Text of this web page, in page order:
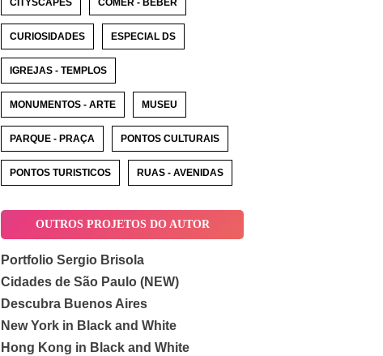
CITYSCAPES COMER - BEBER
CURIOSIDADES ESPECIAL DS
IGREJAS - TEMPLOS
MONUMENTOS - ARTE MUSEU
PARQUE - PRAÇA PONTOS CULTURAIS
PONTOS TURISTICOS RUAS - AVENIDAS
OUTROS PROJETOS DO AUTOR
Portfolio Sergio Brisola
Cidades de São Paulo (NEW)
Descubra Buenos Aires
New York in Black and White
Hong Kong in Black and White